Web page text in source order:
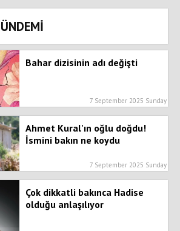
Bahar dizisinin adı değişti
7 September 2025 Sunday
Ahmet Kural'ın oğlu doğdu!
İsmini bakın ne koydu
7 September 2025 Sunday
Çok dikkatli bakınca Hadise
olduğu anlaşılıyor